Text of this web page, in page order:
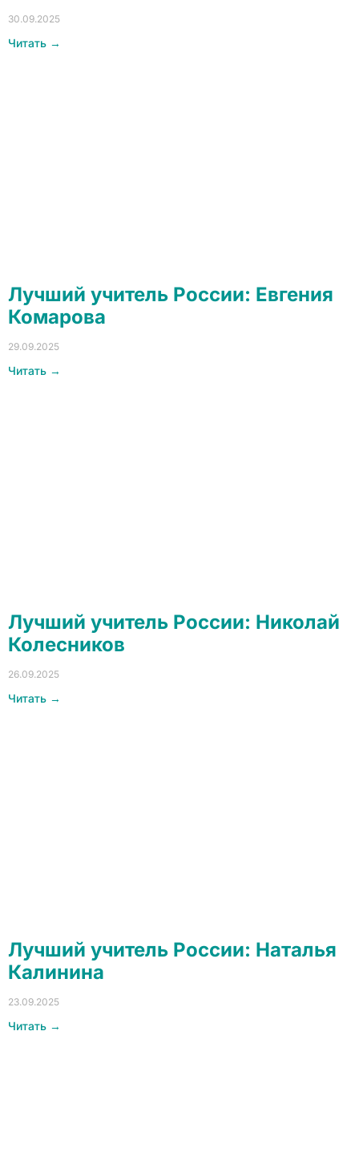
30.09.2025
Читать →
Лучший учитель России: Евгения
Комарова
29.09.2025
Читать →
Лучший учитель России: Николай
Колесников
26.09.2025
Читать →
Лучший учитель России: Наталья
Калинина
23.09.2025
Читать →